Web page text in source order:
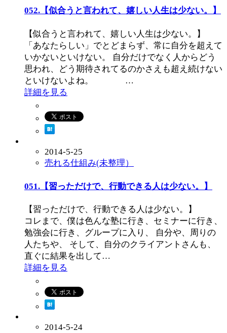
052.【似合うと言われて、嬉しい人生は少ない。】
【似合うと言われて、嬉しい人生は少ない。】
「あなたらしい」でとどまらず、常に自分を超えて
いかないといけない。 自分だけでなく人からどう
思われ、どう期待されてるのかさえも超え続けない
といけないよね。 …
詳細を見る
2014-5-25
売れる仕組み(未整理）
051.【習っただけで、行動できる人は少ない。】
【習っただけで、行動できる人は少ない。】
コレまで、僕は色んな塾に行き、セミナーに行き、
勉強会に行き、グループに入り、 自分や、周りの
人たちや、 そして、自分のクライアントさんも、
直ぐに結果を出して…
詳細を見る
2014-5-24